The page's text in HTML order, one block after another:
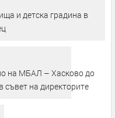
и детска градина в
на МБАЛ – Хасково до
съвет на директорите